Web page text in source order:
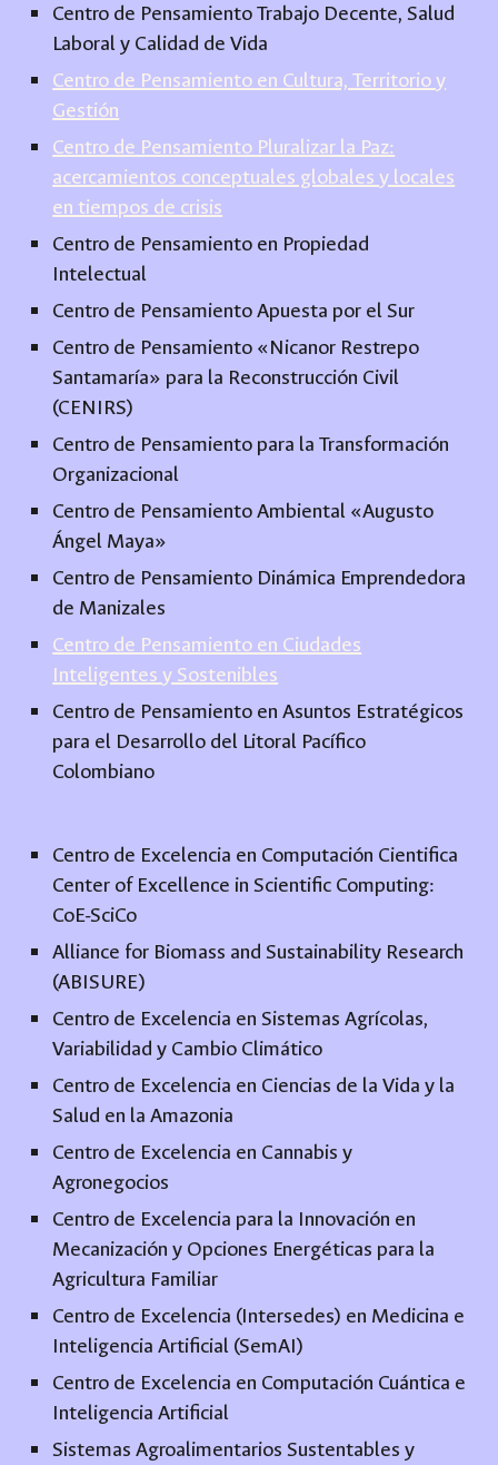
Centro de Pensamiento Trabajo Decente, Salud
Laboral y Calidad de Vida
Centro de Pensamiento en Cultura, Territorio y
Gestión
Centro de Pensamiento Pluralizar la Paz:
acercamientos conceptuales globales y locales
en tiempos de crisis
Centro de Pensamiento en Propiedad
Intelectual
Centro de Pensamiento Apuesta por el Sur
Centro de Pensamiento «Nicanor Restrepo
Santamaría» para la Reconstrucción Civil
(CENIRS)
Centro de Pensamiento para la Transformación
Organizacional
Centro de Pensamiento Ambiental «Augusto
Ángel Maya»
Centro de Pensamiento Dinámica Emprendedora
de Manizales
Centro de Pensamiento en Ciudades
Inteligentes y Sostenibles
Centro de Pensamiento en Asuntos Estratégicos
para el Desarrollo del Litoral Pacífico
Colombiano
Centro de Excelencia en Computación Cientifica
Center of Excellence in Scientific Computing:
CoE-SciCo
Alliance for Biomass and Sustainability Research
(ABISURE)
Centro de Excelencia en Sistemas Agrícolas,
Variabilidad y Cambio Climático
Centro de Excelencia en Ciencias de la Vida y la
Salud en la Amazonia
Centro de Excelencia en Cannabis y
Agronegocios
Centro de Excelencia para la Innovación en
Mecanización y Opciones Energéticas para la
Agricultura Familiar
Centro de Excelencia (Intersedes) en Medicina e
Inteligencia Artificial (SemAI)
Centro de Excelencia en Computación Cuántica e
Inteligencia Artificial
Sistemas Agroalimentarios Sustentables y